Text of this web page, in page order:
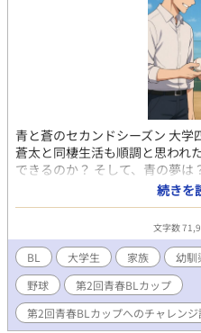
青と蒼のセカンドシーズン 大
蒼太と同棲生活も順調と思われ
できるのか？ そして、青の夢
の一年を描きます。 主人公
落ち着いた性格で、成績優秀。
ーチになること。 蒼太のこと
テリーで捕手。 岡谷 蒼太 S大
校卒業と同時に青の住むアパー
は、明るく、人懐っこい。 カ
では、エースで活躍。 角石 剛
太の高校時代の元ライバル。 今
大学野球で投手をつとめる。 実
続きを
文字数
BL 大学生 家族 幼馴
野球
第2回青春BLカップ
第2回青春BLカップへのチャレンジ